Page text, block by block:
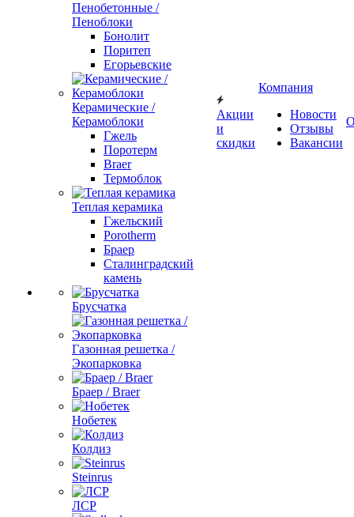
Пенобетонные /
Пеноблоки
Бонолит
Поритеп
Егорьевские
Керамические /
Керамоблоки
Гжель
Поротерм
Braer
Термоблок
Теплая керамика
Гжельский
Porotherm
Браер
Сталинградский
камень
Брусчатка
Газонная решетка /
Экопарковка
Браер / Braer
Нобетек
Колдиз
Steinrus
ЛСР
Акции
и
скидки
Компания
Новости
Отзывы
Вакансии